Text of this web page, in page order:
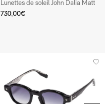
Lunettes de soleil John Dalia Matt
730,00€